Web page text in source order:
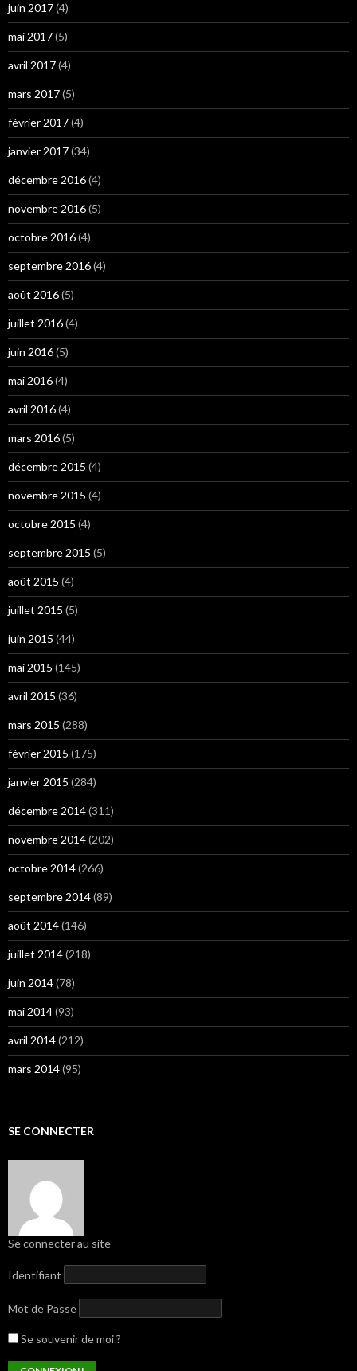
juin 2017(4)
mai 2017(5)
avril 2017(4)
mars 2017(5)
février 2017(4)
janvier 2017(34)
décembre 2016(4)
novembre 2016(5)
octobre 2016(4)
septembre 2016(4)
août 2016(5)
juillet 2016(4)
juin 2016(5)
mai 2016(4)
avril 2016(4)
mars 2016(5)
décembre 2015 (4)
novembre 2015 (4)
octobre 2015 (4)
septembre 2015 (5)
août 2015 (4)
juillet 2015 (5)
juin 2015 (44)
mai 2015 (145)
avril 2015 (36)
mars 2015 (288)
février 2015 (175)
janvier 2015 (284)
décembre 2014(311)
novembre 2014(202)
octobre 2014(266)
septembre 2014(89)
août 2014(146)
juillet 2014(218)
juin 2014(78)
mai 2014(93)
avril 2014(212)
mars 2014(95)
SE CONNECTER
Se connecter au site
Identifiant
Mot de Passe
Se souvenir de moi ?